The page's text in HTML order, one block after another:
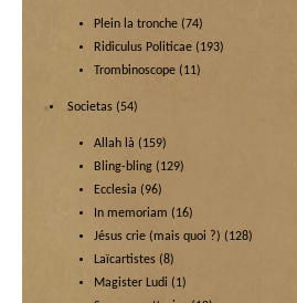
Plein la tronche (74)
Ridiculus Politicae (193)
Trombinoscope (11)
Societas (54)
Allah là (159)
Bling-bling (129)
Ecclesia (96)
In memoriam (16)
Jésus crie (mais quoi ?) (128)
Laïcartistes (8)
Magister Ludi (1)